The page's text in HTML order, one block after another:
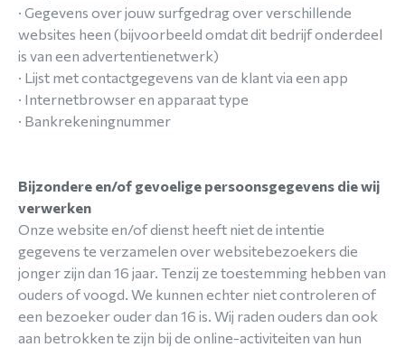
· Gegevens over jouw surfgedrag over verschillende
websites heen (bijvoorbeeld omdat dit bedrijf onderdeel
is van een advertentienetwerk)
· Lijst met contactgegevens van de klant via een app
· Internetbrowser en apparaat type
· Bankrekeningnummer
Bijzondere en/of gevoelige persoonsgegevens die wij
verwerken
Onze website en/of dienst heeft niet de intentie
gegevens te verzamelen over websitebezoekers die
jonger zijn dan 16 jaar. Tenzij ze toestemming hebben van
ouders of voogd. We kunnen echter niet controleren of
een bezoeker ouder dan 16 is. Wij raden ouders dan ook
aan betrokken te zijn bij de online-activiteiten van hun